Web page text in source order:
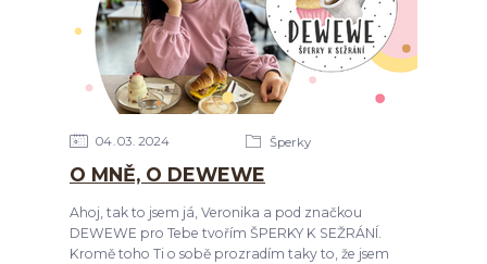
04 03 2024 Šperky
O MNĚ, O DEWEWE
Ahoj, tak to jsem já, Veronika a pod značkou
DEWEWE pro Tebe tvořím ŠPERKY K SEŽRÁNÍ.
Kromě toho Ti o sobě prozradím taky to, že jsem